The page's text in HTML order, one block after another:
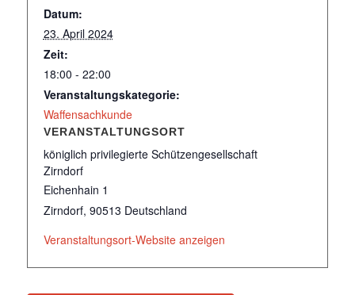
Datum:
23. April 2024
Zeit:
18:00 - 22:00
Veranstaltungskategorie:
Waffensachkunde
VERANSTALTUNGSORT
königlich privilegierte Schützengesellschaft
Zirndorf
Eichenhain 1
Zirndorf, 90513 Deutschland
Veranstaltungsort-Website anzeigen